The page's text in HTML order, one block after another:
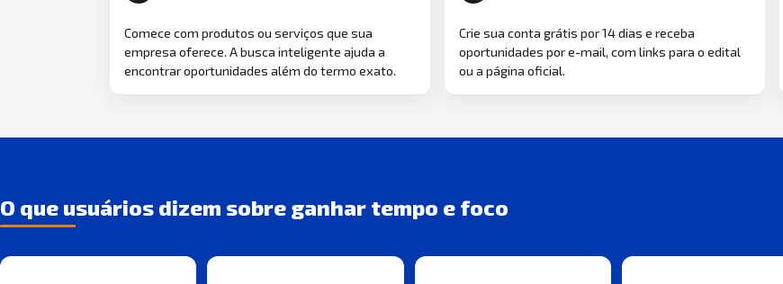
Comece com produtos ou serviços que sua
empresa oferece. A busca inteligente ajuda a
encontrar oportunidades além do termo exato.
Crie sua conta grátis por 14 dias e receba
oportunidades por e-mail, com links para o edital
ou a página oficial.
O que usuários dizem sobre ganhar tempo e foco